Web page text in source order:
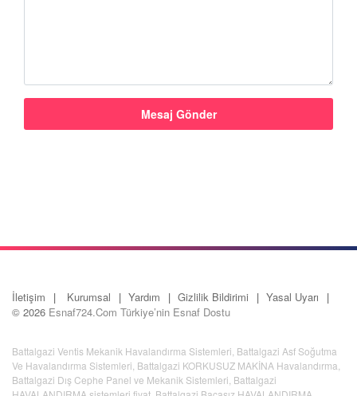
İletişim Kurumsal Yardım Gizlilik Bildirimi
Yasal Uyarı
© 2026 Esnaf724.Com Türkiye’nin Esnaf Dostu
Battalgazi Ventis Mekanik Havalandırma Sistemleri Battalgazi Asf Soğutma
Ve Havalandırma Sistemleri Battalgazi KORKUSUZ MAKİNA Havalandırma
Battalgazi Dış Cephe Panel ve Mekanik Sistemleri Battalgazi